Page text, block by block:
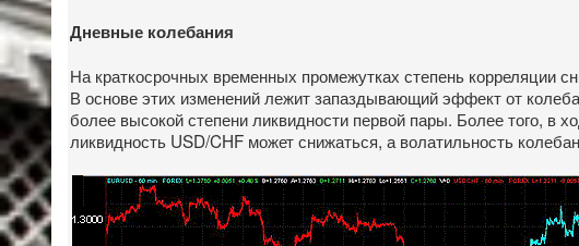
Дневные колебания
На краткосрочных временных промежутках степень корреляции
В основе этих изменений лежит запаздывающий эффект от
более высокой степени ликвидности первой пары. Более того, в
ликвидность USD/CHF может снижаться, а волатильность